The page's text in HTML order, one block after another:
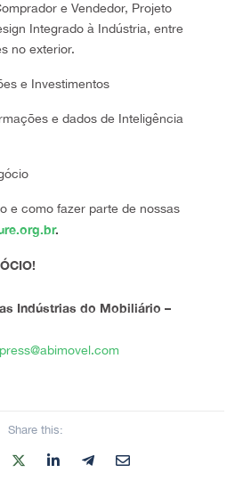
e Vendedor, Projeto
Integrado à Indústria, entre
no exterior.
e Investimentos
e dados de Inteligência
e como fazer parte de nossas
.
Indústrias do Mobiliário –
press@abimovel.com
Share this: